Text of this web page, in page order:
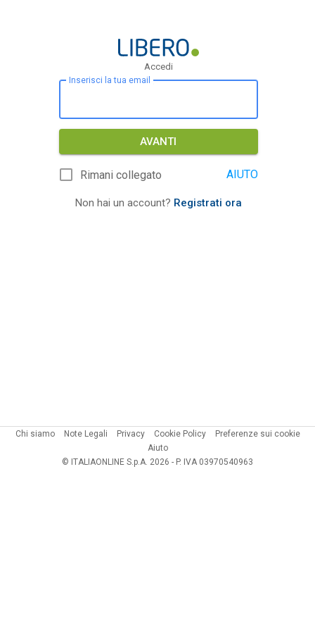
Accedi
Inserisci la tua email
AVANTI
Rimani collegato AIUTO
Non hai un account? Registrati ora
Chi siamo Note Legali Privacy Cookie Policy
Preferenze sui cookie
Aiuto
© ITALIAONLINE S.p.A. 2026 - P. IVA 03970540963